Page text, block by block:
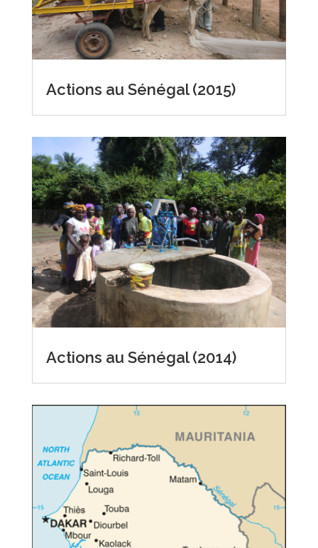
Actions au Sénégal (2015)
Actions au Sénégal (2014)